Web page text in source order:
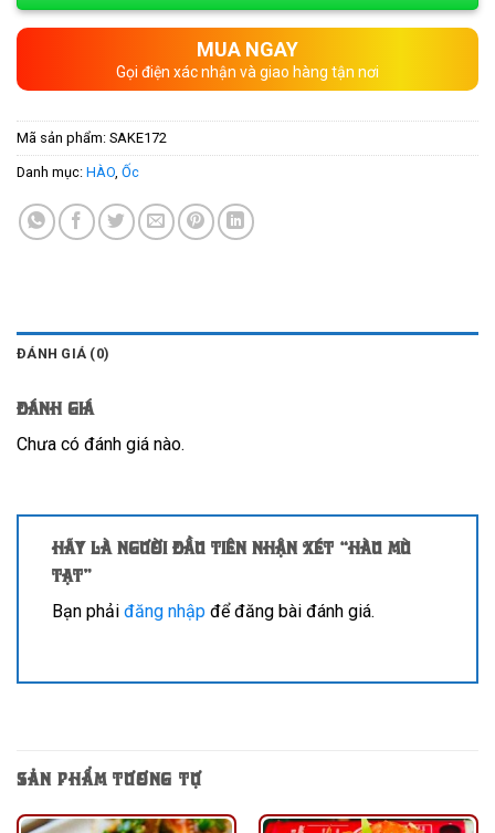
MUA NGAY
Gọi điện xác nhận và giao hàng tận nơi
Mã sản phẩm: SAKE172
Danh mục: HÀO, Ốc
ĐÁNH GIÁ (0)
Đánh giá
Chưa có đánh giá nào.
Hãy là người đầu tiên nhận xét “Hàu mù
tạt”
Bạn phải đăng nhập để đăng bài đánh giá.
SẢN PHẨM TƯƠNG TỰ